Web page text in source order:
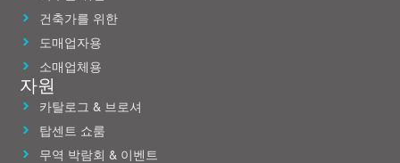
건축가를 위한
도매업자용
소매업체용
자원
카탈로그 & 브로셔
탑센트 쇼룸
무역 박람회 & 이벤트